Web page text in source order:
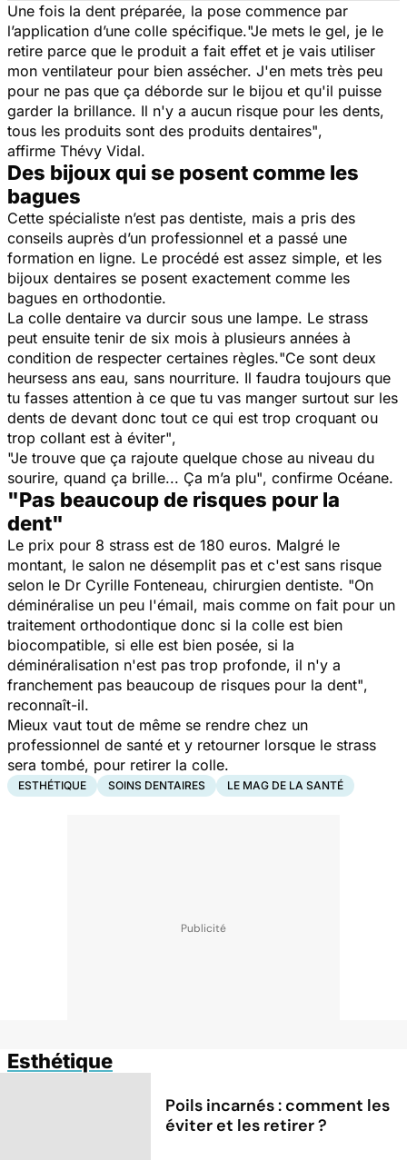
Une fois la dent préparée, la pose commence par
l’application d’une colle spécifique."Je mets le gel, je le
retire parce que le produit a fait effet et je vais utiliser
mon ventilateur pour bien assécher. J'en mets très peu
pour ne pas que ça déborde sur le bijou et qu'il puisse
garder la brillance. Il n'y a aucun risque pour les dents,
tous les produits sont des produits dentaires",
affirme Thévy Vidal.
Des bijoux qui se posent comme les
bagues
Cette spécialiste n’est pas dentiste, mais a pris des
conseils auprès d’un professionnel et a passé une
formation en ligne. Le procédé est assez simple, et les
bijoux dentaires se posent exactement comme les
bagues en orthodontie.
La colle dentaire va durcir sous une lampe. Le strass
peut ensuite tenir de six mois à plusieurs années à
condition de respecter certaines règles."Ce sont deux
heursess ans eau, sans nourriture. Il faudra toujours que
tu fasses attention à ce que tu vas manger surtout sur les
dents de devant donc tout ce qui est trop croquant ou
trop collant est à éviter",
"Je trouve que ça rajoute quelque chose au niveau du
sourire, quand ça brille... Ça m’a plu", confirme Océane.
"Pas beaucoup de risques pour la
dent"
Le prix pour 8 strass est de 180 euros. Malgré le
montant, le salon ne désemplit pas et c'est sans risque
selon le Dr Cyrille Fonteneau, chirurgien dentiste. "On
déminéralise un peu l'émail, mais comme on fait pour un
traitement orthodontique donc si la colle est bien
biocompatible, si elle est bien posée, si la
déminéralisation n'est pas trop profonde, il n'y a
franchement pas beaucoup de risques pour la dent",
reconnaît-il.
Mieux vaut tout de même se rendre chez un
professionnel de santé et y retourner lorsque le strass
sera tombé, pour retirer la colle.
ESTHÉTIQUE SOINS DENTAIRES LE MAG DE LA SANTÉ
Esthétique
Poils incarnés : comment les
éviter et les retirer ?